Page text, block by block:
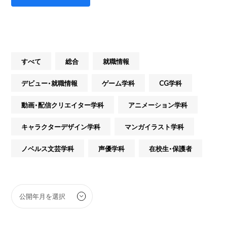
すべて 総合 就職情報
デビュー・就職情報 ゲーム学科 CG学科
動画・配信クリエイター学科 アニメーション学科
キャラクターデザイン学科 マンガイラスト学科
ノベルス文芸学科 声優学科 在校生・保護者